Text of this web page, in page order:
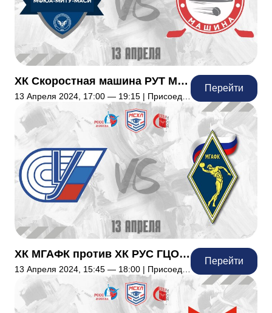
ХК Скоростная машина РУТ МИИТ против ХК МФЮА
Перейти
ХК МГАФК против ХК РУС ГЦОЛИФК
Перейти